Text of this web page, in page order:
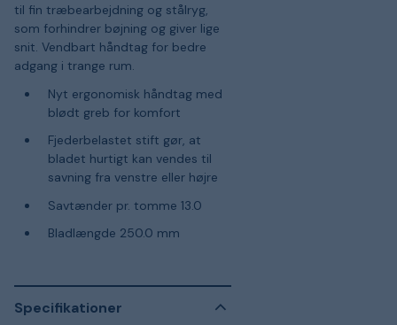
til fin træbearbejdning og stålryg,
som forhindrer bøjning og giver lige
snit. Vendbart håndtag for bedre
adgang i trange rum.
Nyt ergonomisk håndtag med
blødt greb for komfort
Fjederbelastet stift gør, at
bladet hurtigt kan vendes til
savning fra venstre eller højre
Savtænder pr. tomme 13.0
Bladlængde 250.0 mm
Specifikationer